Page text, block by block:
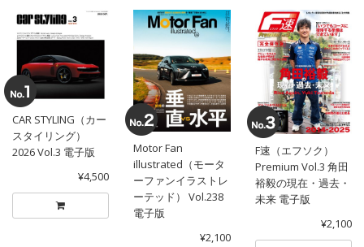
CAR STYLING（カー
スタイリング）
2026 Vol.3 電子版
¥4,500
Motor Fan
illustrated（モータ
ーファンイラストレ
ーテッド） Vol.238
電子版
¥2,100
F速（エフソク）
Premium Vol.3 角田
裕毅の現在・過去・
未来 電子版
¥2,100